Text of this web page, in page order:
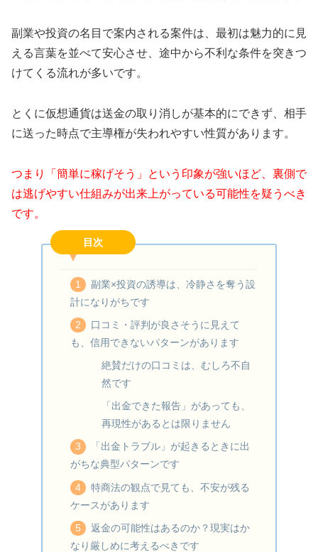
副業や投資の名目で案内される案件は、最初は魅力的に見
える言葉を並べて安心させ、途中から不利な条件を突きつ
けてくる流れが多いです。
とくに仮想通貨は送金の取り消しが基本的にできず、相手
に送った時点で主導権が失われやすい性質があります。
つまり「簡単に稼げそう」という印象が強いほど、裏側で
は逃げやすい仕組みが出来上がっている可能性を疑うべき
です。
目次
副業×投資の誘導は、冷静さを奪う設
計になりがちです
口コミ・評判が良さそうに見えて
も、信用できないパターンがあります
絶賛だけの口コミは、むしろ不自
然です
「出金できた報告」があっても、
再現性があるとは限りません
「出金トラブル」が起きるときに出
がちな典型パターンです
特商法の観点で見ても、不安が残る
ケースがあります
返金の可能性はあるのか？現実はか
なり厳しめに考えるべきです